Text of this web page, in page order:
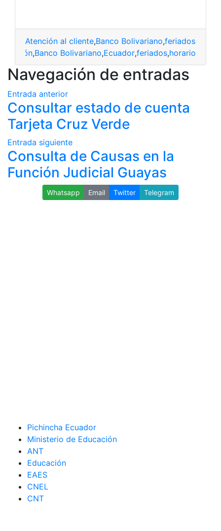
Atención al cliente,Banco Bolivariano,feriados
atención,Banco Bolivariano,Ecuador,feriados,horario
Navegación de entradas
Entrada anterior
Consultar estado de cuenta
Tarjeta Cruz Verde
Entrada siguiente
Consulta de Causas en la
Función Judicial Guayas
Whatsapp Email Twitter Telegram
Pichincha Ecuador
Ministerio de Educación
ANT
Educación
EAES
CNEL
CNT